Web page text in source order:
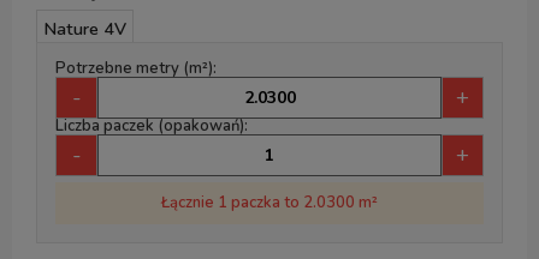
Nature 4V
Potrzebne metry (m²):
- +
Liczba paczek (opakowań):
- +
Łącznie 1 paczka to 2.0300 m²